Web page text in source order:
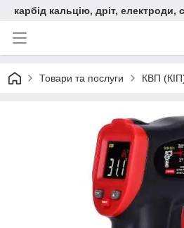
карбід кальцію, дріт, електроди,
Товари та послуги КВП